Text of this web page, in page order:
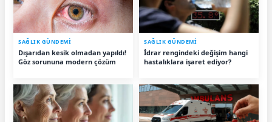
SAĞLIK GÜNDEMİ
Dışarıdan kesik olmadan yapıldı!
Göz sorununa modern çözüm
SAĞLIK GÜNDEMİ
İdrar rengindeki değişim hangi
hastalıklara işaret ediyor?